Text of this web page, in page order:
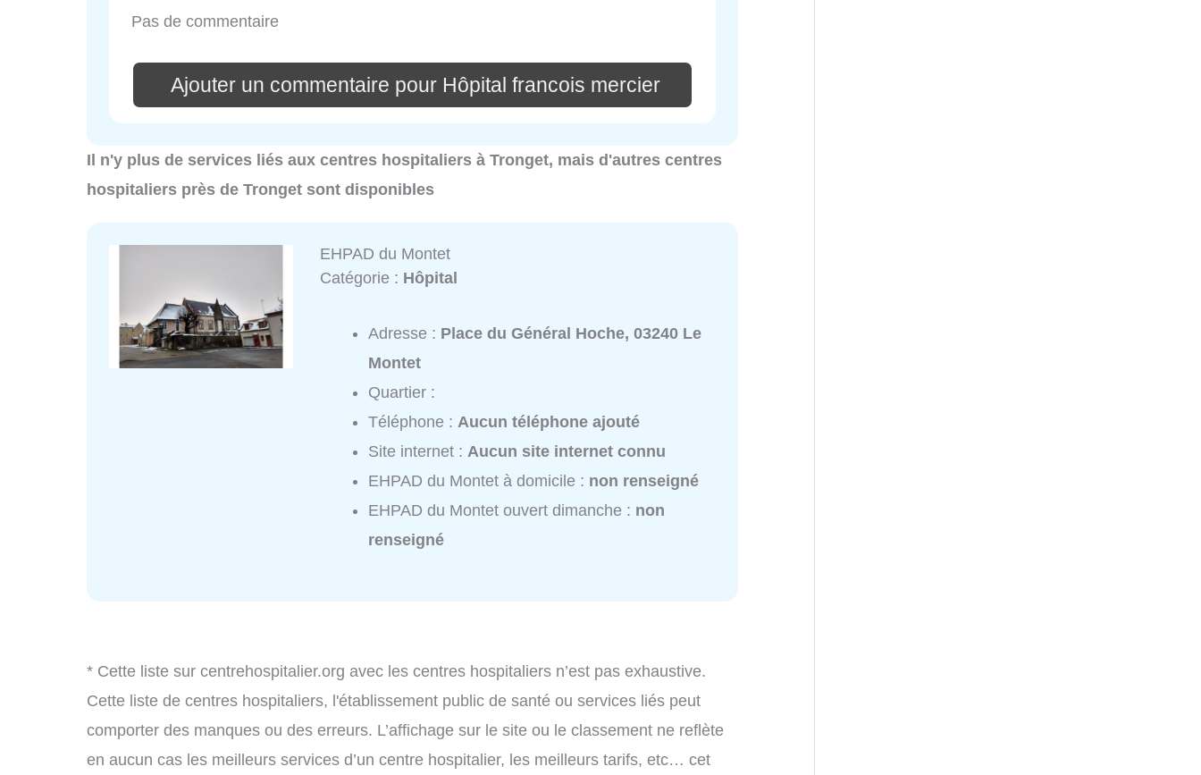
Pas de commentaire
Ajouter un commentaire pour Hôpital francois mercier
Il n'y plus de services liés aux centres hospitaliers à Tronget, mais d'autres centres
hospitaliers près de Tronget sont disponibles
EHPAD du Montet
Catégorie : Hôpital
Adresse : Place du Général Hoche, 03240 Le
Montet
Quartier :
Téléphone : Aucun téléphone ajouté
Site internet : Aucun site internet connu
EHPAD du Montet à domicile : non renseigné
EHPAD du Montet ouvert dimanche : non
renseigné
* Cette liste sur centrehospitalier.org avec les centres hospitaliers n’est pas exhaustive.
Cette liste de centres hospitaliers, l'établissement public de santé ou services liés peut
comporter des manques ou des erreurs. L’affichage sur le site ou le classement ne reflète
en aucun cas les meilleurs services d’un centre hospitalier, les meilleurs tarifs, etc… cet